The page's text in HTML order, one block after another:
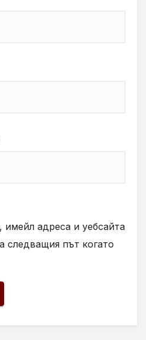
имейл адреса и уебсайта
следващия път когато